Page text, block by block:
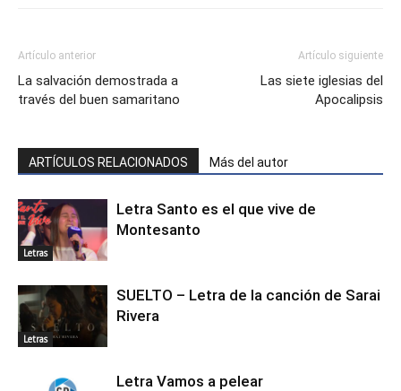
Artículo anterior
La salvación demostrada a
través del buen samaritano
Artículo siguiente
Las siete iglesias del
Apocalipsis
ARTÍCULOS RELACIONADOS Más del autor
Letras
Letra Santo es el que vive de
Montesanto
Letras
SUELTO – Letra de la canción de Sarai
Rivera
Letra Vamos a pelear